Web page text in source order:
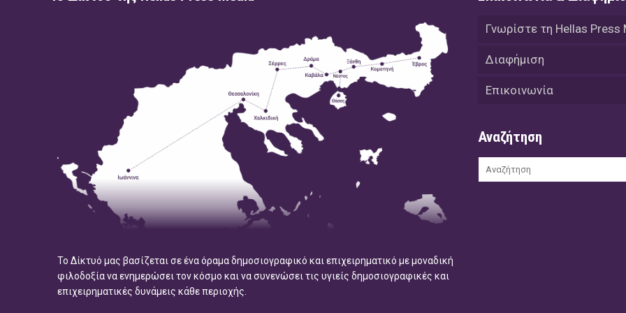
Το Δίκτυό μας βασίζεται σε ένα όραμα δημοσιογραφικό και επιχειρηματικό με μοναδική
φιλοδοξία να ενημερώσει τον κόσμο και να συνενώσει τις υγιείς δημοσιογραφικές και
επιχειρηματικές δυνάμεις κάθε περιοχής.
Γνωρίστε τη Hellas Press
Διαφήμιση
Επικοινωνία
Αναζήτηση